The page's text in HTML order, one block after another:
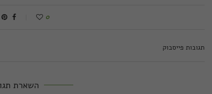
0
תגובות פייסבוק
השארת